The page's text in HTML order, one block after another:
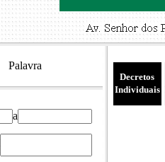
Palavra
a
Decretos
Individuais